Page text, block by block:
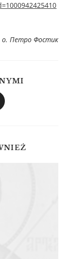
о. Петро Фостик